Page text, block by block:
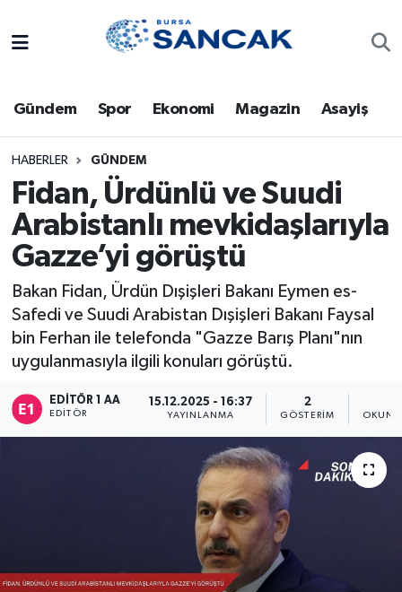
Gündem Spor Ekonomi Magazin Asayiş
HABERLER GÜNDEM
Fidan, Ürdünlü ve Suudi
Arabistanlı mevkidaşlarıyla
Gazze’yi görüştü
Bakan Fidan, Ürdün Dışişleri Bakanı Eymen es-
Safedi ve Suudi Arabistan Dışişleri Bakanı Faysal
bin Ferhan ile telefonda "Gazze Barış Planı"nın
uygulanmasıyla ilgili konuları görüştü.
EDITÖR 1 AA
EDITÖR
15.12.2025 - 16:37
YAYINLANMA
2
GÖSTERIM
Bursa
Dünya
Eğitim
Ekonomi
Genel
Gündem
Sağlık
Türkiye
Trafik Durumu
Süper Lig Puan Durumu ve Fikstür
Tüm Manşetler
Son Dakika Haberleri
Haber Arşivi